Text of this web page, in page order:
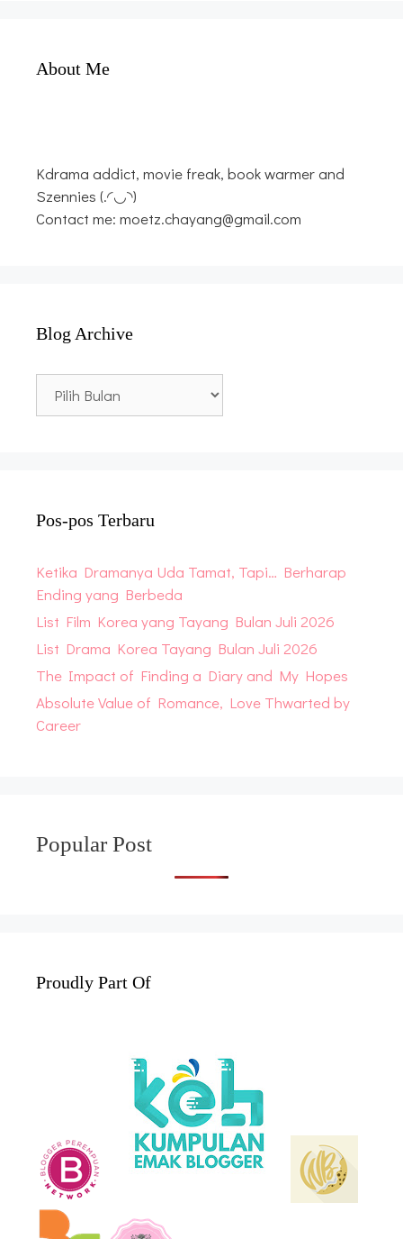
About Me
Kdrama addict, movie freak, book warmer and
Szennies (.◜◡◝)
Contact me: moetz.chayang@gmail.com
Blog Archive
Archive
Pos-pos Terbaru
Ketika Dramanya Uda Tamat, Tapi… Berharap
Ending yang Berbeda
List Film Korea yang Tayang Bulan Juli 2026
List Drama Korea Tayang Bulan Juli 2026
The Impact of Finding a Diary and My Hopes
Absolute Value of Romance, Love Thwarted by
Career
Popular Post
Proudly Part Of